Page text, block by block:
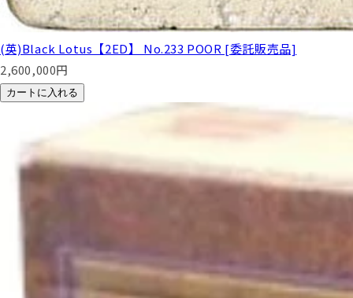
(英)Black Lotus【2ED】 No.233 POOR [委託販売品]
2,600,000円
カートに入れる